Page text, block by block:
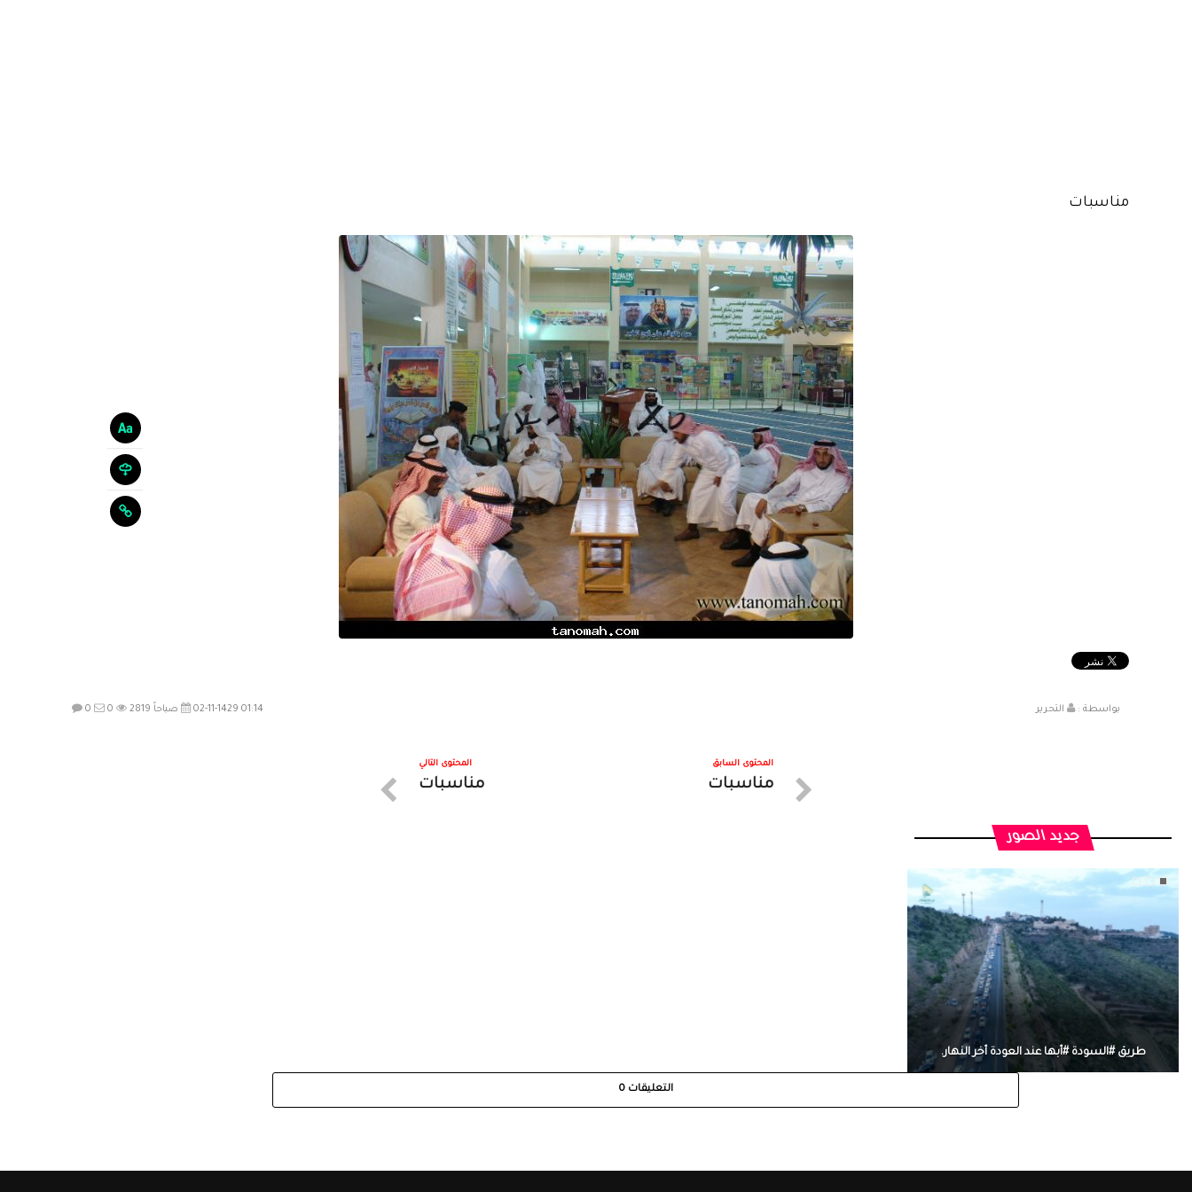
مناسبات
بواسطة : التحرير 02-11-1429 01:14 صباحاً 0 0 2819
المحتوى السابق
مناسبات
المحتوى التالي
مناسبات
جديد الصور
طريق #السودة #أبها عند العودة أخر النهار.
التعليقات 0